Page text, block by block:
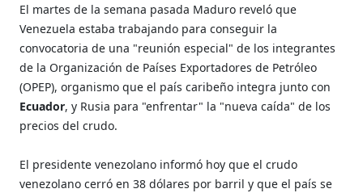
El martes de la semana pasada Maduro reveló que
Venezuela estaba trabajando para conseguir la
convocatoria de una "reunión especial" de los integrantes
de la Organización de Países Exportadores de Petróleo
(OPEP), organismo que el país caribeño integra junto con
Ecuador, y Rusia para "enfrentar" la "nueva caída" de los
precios del crudo.
El presidente venezolano informó hoy que el crudo
venezolano cerró en 38 dólares por barril y que el país se